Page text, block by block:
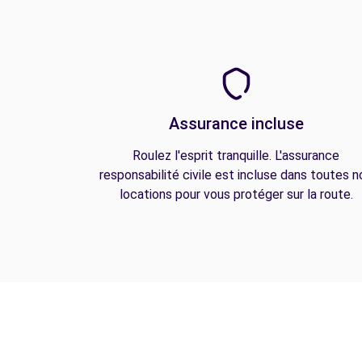
Assurance incluse
Roulez l'esprit tranquille. L'assurance
responsabilité civile est incluse dans toutes
locations pour vous protéger sur la route.